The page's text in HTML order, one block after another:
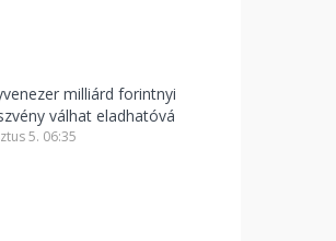
milliárd forintnyi
válhat eladhatóvá
5. 06:35